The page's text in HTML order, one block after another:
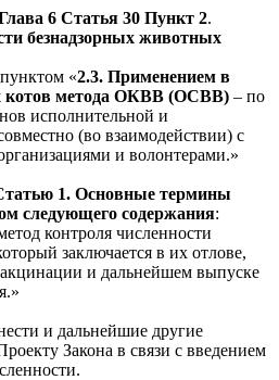
6 Статья 30 Пункт 2.
безнадзорных животных
«2.3. Применением в
котов метода ОКВВ (ОСВВ) – по
исполнительной и
(во взаимодействии) с
и волонтерами.»
1. Основные термины
следующего содержания:
контроля численности
заключается в их отлове,
и дальнейшем выпуске
и дальнейшие другие
Закона в связи с введением